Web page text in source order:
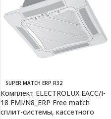
SUPER MATCH ERP R32
Комплект ELECTROLUX EACC/I-
18 FMI/N8_ERP Free match
сплит-системы, кассетного